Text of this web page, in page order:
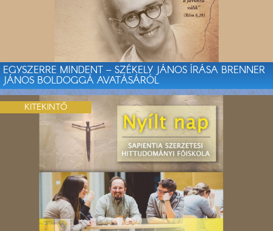
EGYSZERRE MINDENT – SZÉKELY JÁNOS ÍRÁSA BRENNER
JÁNOS BOLDOGGÁ AVATÁSÁRÓL
KITEKINTŐ